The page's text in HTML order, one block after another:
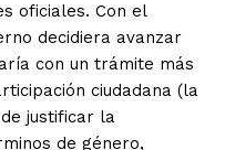
oficiales. Con el
decidiera avanzar
con un trámite más
ciudadana (la
justificar la
de género,